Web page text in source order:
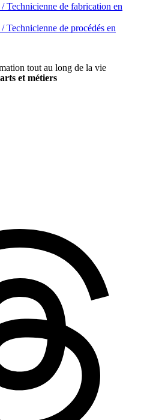
Technicienne de fabrication en
Technicienne de procédés en
tout au long de la vie
et métiers